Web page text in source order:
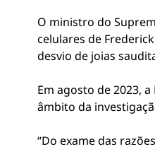
O ministro do
celulares de
desvio de joias
Em agosto de 2023,
âmbito da
“Do exame das